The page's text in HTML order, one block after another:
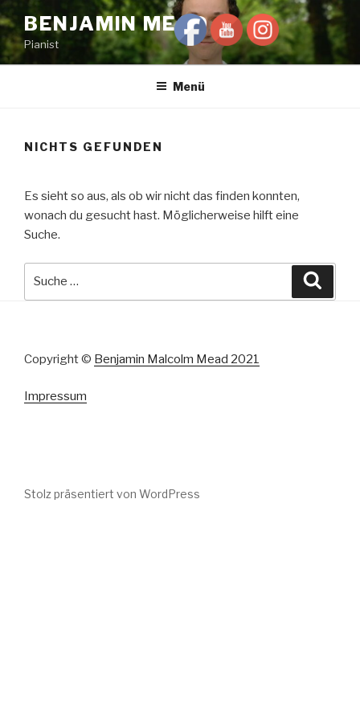
Inhalt
springen
BENJAMIN MEAD
Pianist
Menü
NICHTS GEFUNDEN
Es sieht so aus, als ob wir nicht das finden konnten,
wonach du gesucht hast. Möglicherweise hilft eine
Suche.
Copyright © Benjamin Malcolm Mead 2021
Impressum
Stolz präsentiert von WordPress